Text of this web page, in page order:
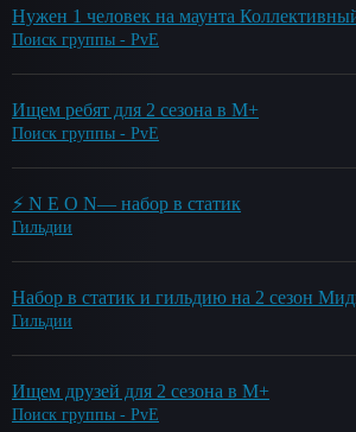
Нужен 1 человек на маунта
Поиск группы - PvE
Ищем ребят для 2 сезона в М+
Поиск группы - PvE
⚡ N E O N— набор в статик
Гильдии
Набор в статик и гильдию на 2 сезон
Гильдии
Ищем друзей для 2 сезона в М+
Поиск группы - PvE